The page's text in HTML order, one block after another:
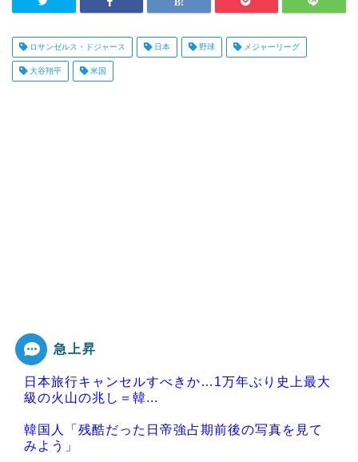
ロサンゼルス・ドジャース 日本 野球 メジャーリーグ
大谷翔平 米国
急上昇
日本旅行キャンセルすべきか…1万年ぶり史上最大
級の火山の兆し＝韓...
韓国人「残酷だった日帝強占期前後の写真を見て
みよう」